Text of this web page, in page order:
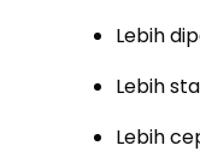
Lebih
Lebih
Lebih